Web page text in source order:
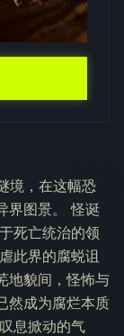
境，在这幅恐
界图景。 怪诞
死亡统治的领
此界的腐蜕诅
地貌间，怪怖与
然成为腐烂本质
息掀动的气